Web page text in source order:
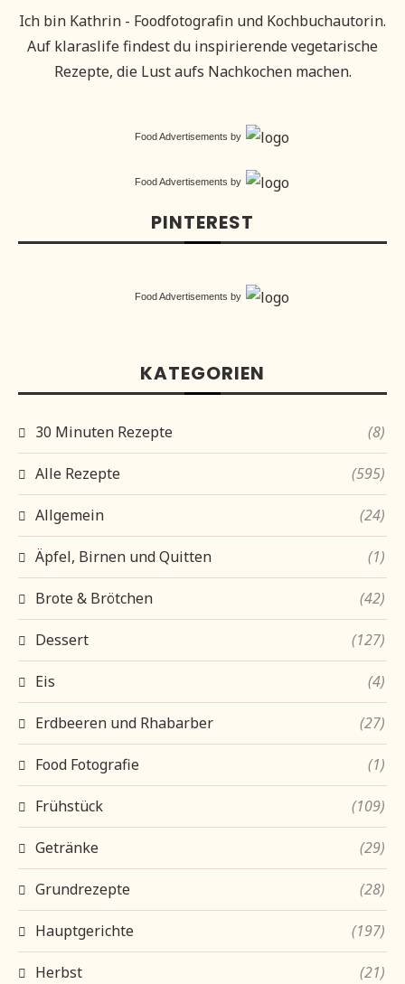
Ich bin Kathrin - Foodfotografin und Kochbuchautorin.
Auf klaraslife findest du inspirierende vegetarische
Rezepte, die Lust aufs Nachkochen machen.
Food Advertisements by
Food Advertisements by
PINTEREST
Food Advertisements by
KATEGORIEN
30 Minuten Rezepte (8)
Alle Rezepte (595)
Allgemein (24)
Äpfel, Birnen und Quitten (1)
Brote & Brötchen (42)
Dessert (127)
Eis (4)
Erdbeeren und Rhabarber (27)
Food Fotografie (1)
Frühstück (109)
Getränke (29)
Grundrezepte (28)
Hauptgerichte (197)
Herbst (21)